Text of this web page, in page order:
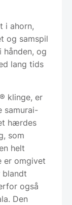
i ahorn,
og samspil
og
lang tids
klinge, er
samurai-
hærdes
som
helt
er omgivet
blandt
også
Den